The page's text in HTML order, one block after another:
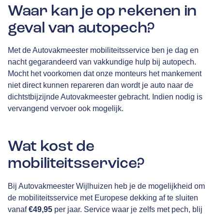
Waar kan je op rekenen in
geval van autopech?
Met de Autovakmeester mobiliteitsservice ben je dag en
nacht gegarandeerd van vakkundige hulp bij autopech.
Mocht het voorkomen dat onze monteurs het mankement
niet direct kunnen repareren dan wordt je auto naar de
dichtstbijzijnde Autovakmeester gebracht. Indien nodig is
vervangend vervoer ook mogelijk.
Wat kost de
mobiliteitsservice?
Bij Autovakmeester Wijlhuizen heb je de mogelijkheid om
de mobiliteitsservice met Europese dekking af te sluiten
vanaf€49,95 per jaar. Service waar je zelfs met pech, blij